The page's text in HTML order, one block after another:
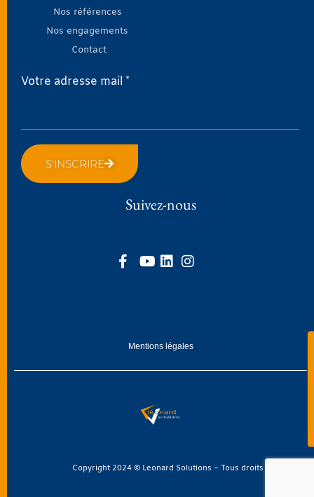
Nos références
Nos engagements
Contact
Votre adresse mail *
S'INSCRIRE
Suivez-nous
Mentions légales
Copyright 2024 © Leonard Solutions – Tous droits réservés